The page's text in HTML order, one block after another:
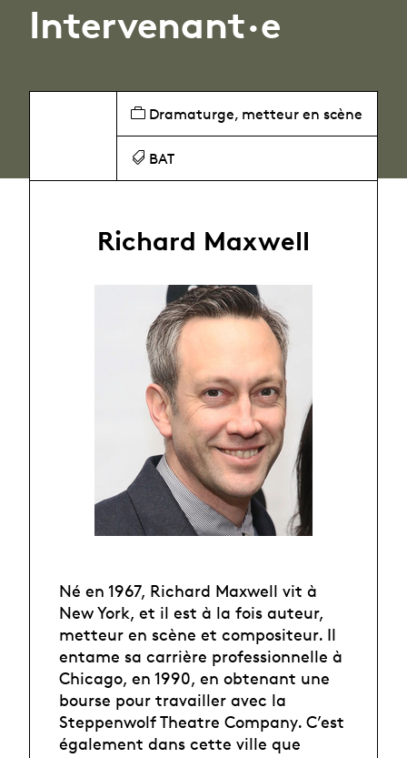
Intervenant·e
Dramaturge, metteur en scène
BAT
Richard Maxwell
Né en 1967, Richard Maxwell vit à
New York, et il est à la fois auteur,
metteur en scène et compositeur. Il
entame sa carrière professionnelle à
Chicago, en 1990, en obtenant une
bourse pour travailler avec la
Steppenwolf Theatre Company. C’est
également dans cette ville que